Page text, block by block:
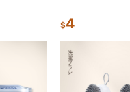
創生活
$4